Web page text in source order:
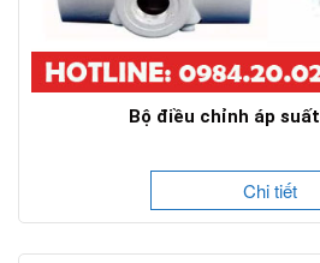
Bộ điều chỉnh áp
Chi tiết